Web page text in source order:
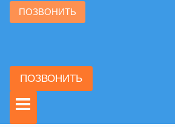
ПОЗВОНИТЬ
ПОЗВОНИТЬ